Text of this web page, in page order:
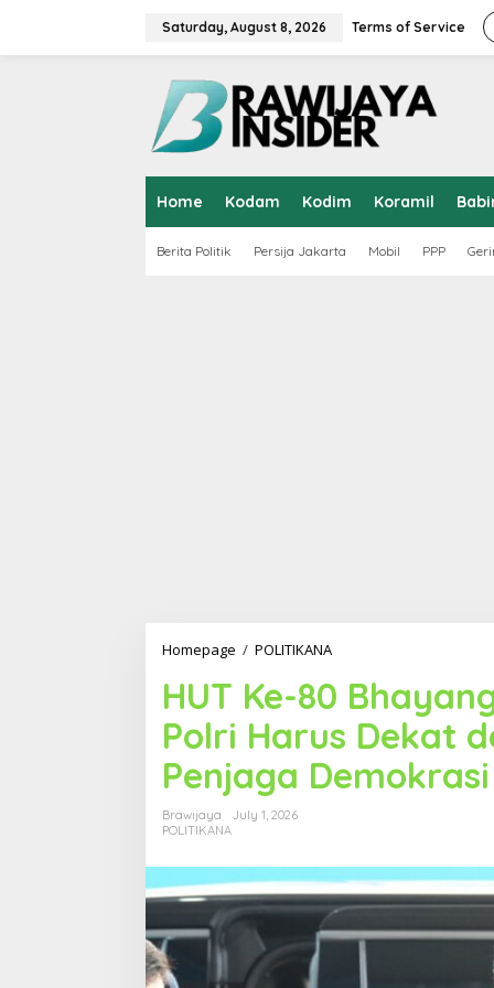
Saturday, August 8, 2026 Terms of Service
Home Kodam Kodim Koramil
Berita Politik Persija Jakarta Mobil PPP
Homepage / POLITIKANA
T
K
e
-
8
0
y
a
n
g
k
HUT Ke-80
Polri Harus Dekat
Penjaga Demokrasi
Brawijaya
July 1, 2026
POLITIKANA